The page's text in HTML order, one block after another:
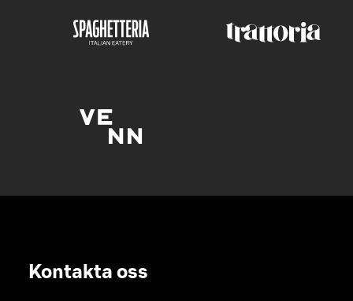
Kontakta oss